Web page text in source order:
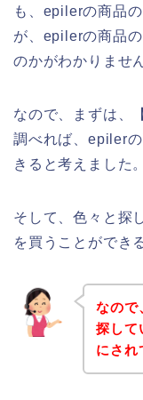
も、epilerの商品
が、epilerの商品
のかがわかりませ
なので、まずは、
調べれば、epiler
きると考えました。
そして、色々と探
を買うことができ
なので
探して
にされ